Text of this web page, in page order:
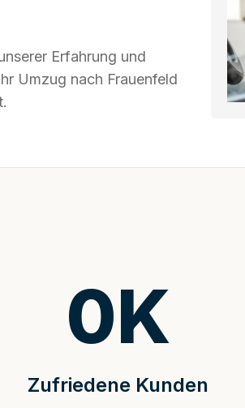
Erfahrung und
Umzug nach Frauenfeld
Zufriedene Kunden
0K